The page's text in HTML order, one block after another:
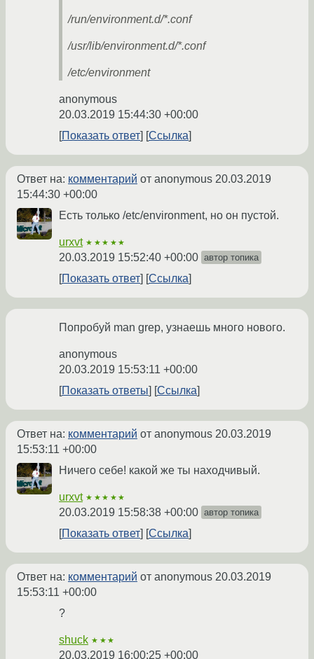
/run/environment.d/*.conf
/usr/lib/environment.d/*.conf
/etc/environment
anonymous
20.03.2019 15:44:30 +00:00
Показать ответ
Ссылка
Ответ на: комментарий от anonymous 20.03.2019
15:44:30 +00:00
Есть только /etc/environment, но он пустой.
urxvt ★★★★★
20.03.2019 15:52:40 +00:00 автор топика
Показать ответ Ссылка
Попробуй man grep, узнаешь много нового.
anonymous
20.03.2019 15:53:11 +00:00
Показать ответы
Ссылка
Ответ на: комментарий от anonymous 20.03.2019
15:53:11 +00:00
Ничего себе! какой же ты находчивый.
urxvt ★★★★★
20.03.2019 15:58:38 +00:00 автор топика
Показать ответ Ссылка
Ответ на: комментарий от anonymous 20.03.2019
15:53:11 +00:00
?
shuck ★★★
20.03.2019 16:00:25 +00:00